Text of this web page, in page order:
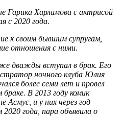
Гарика Харламова с актрисой
с 2020 года.
к своим бывшим супругам,
отношения с ними.
дважды вступал в брак. Его
ночного клуба Юлия
более семи лет и провел
В 2013 году комик
Асмус, и у них через год
года, пара объявила о